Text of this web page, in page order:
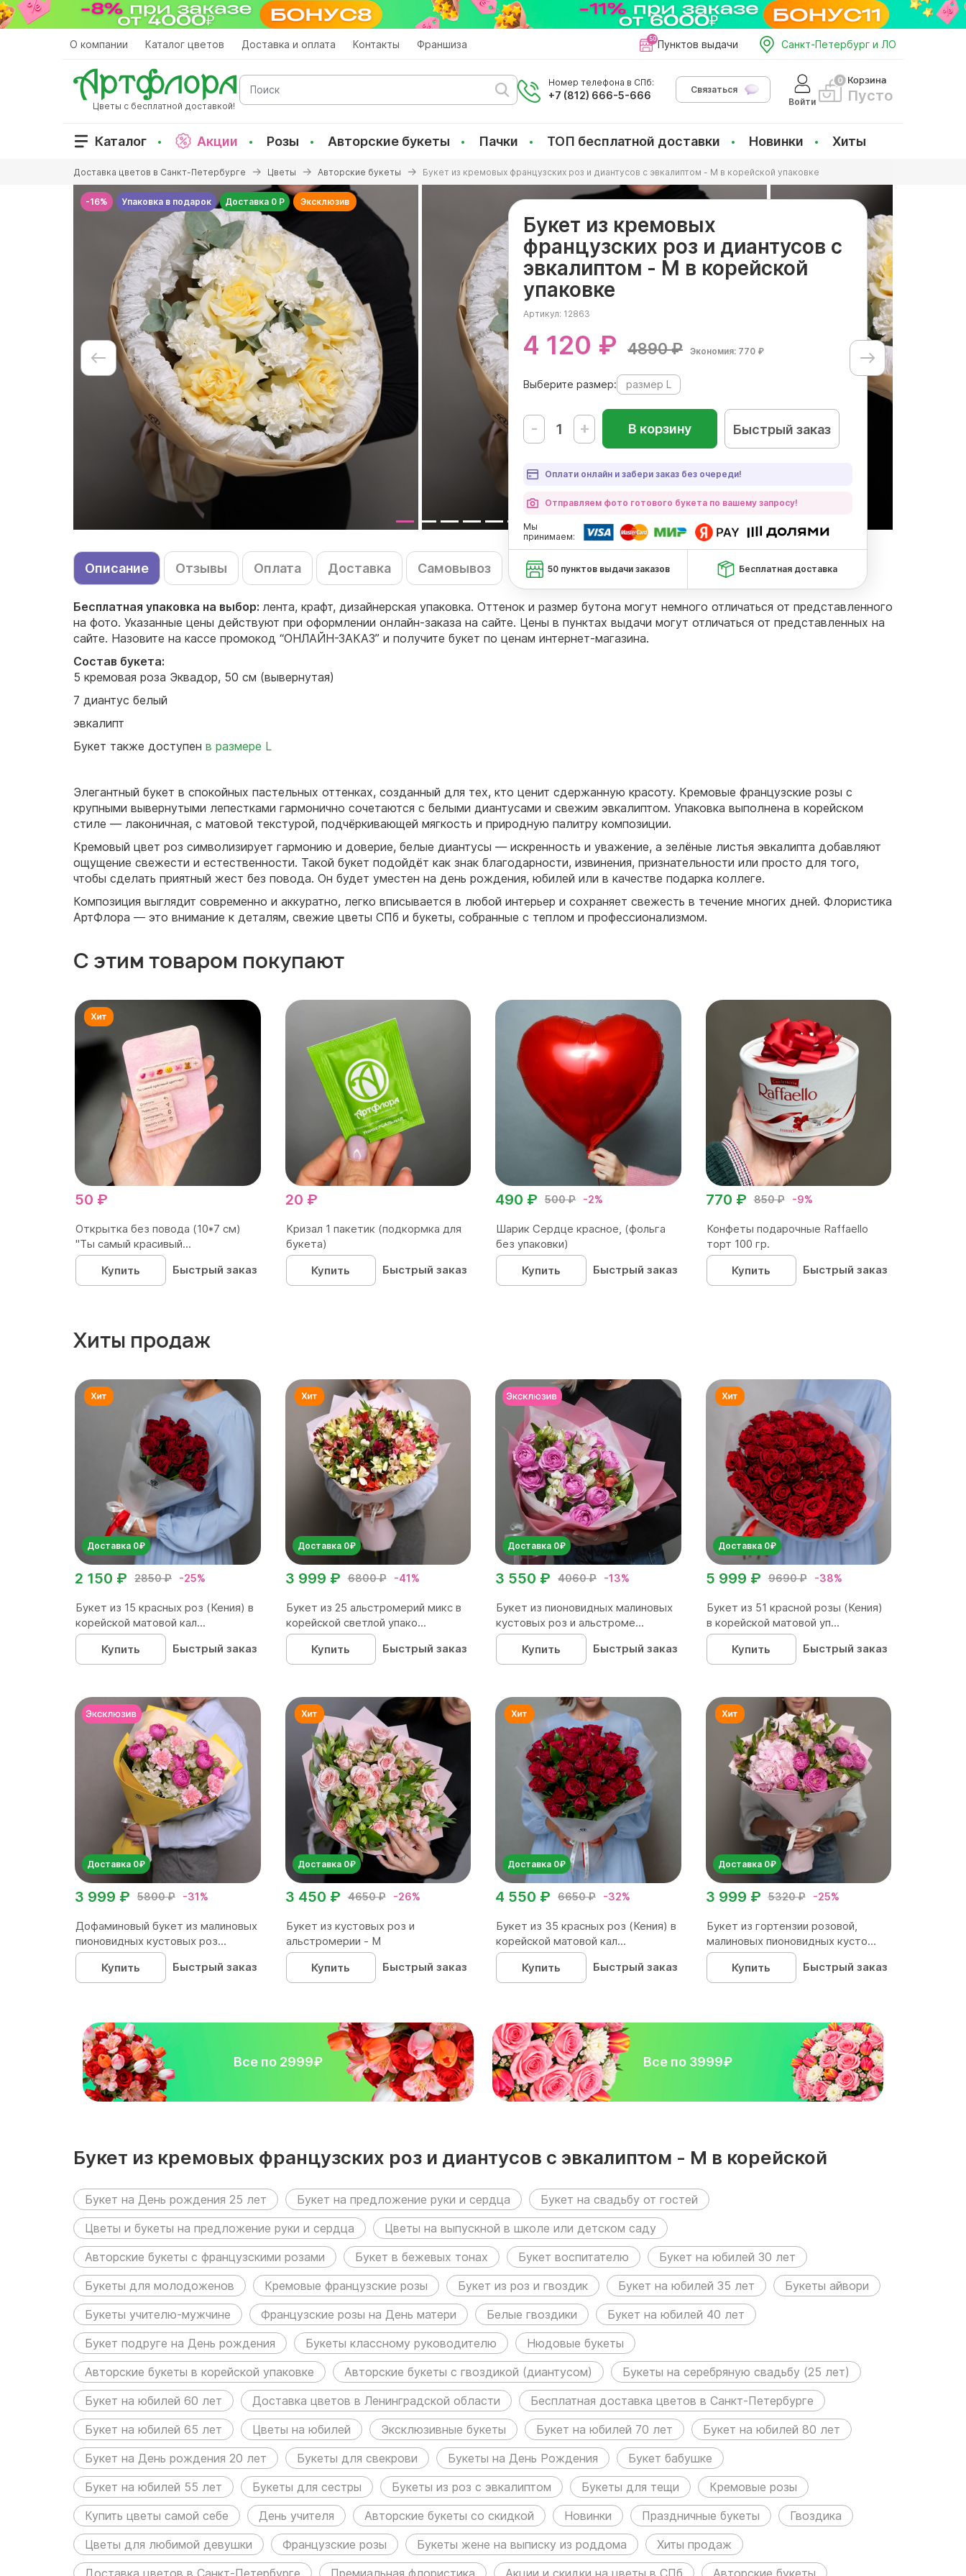
Перейти
к
О компании Каталог цветов Доставка и оплата Контакты Франшиза Пунктов выдачи Санкт-Петербург и ЛО
Цветы с бесплатной доставкой!
Поиск
Номер телефона в СПб:
+7 (812) 666-5-666
Связаться
Войти
Корзина
Пусто
Каталог Акции Розы Авторские букеты Пачки ТОП бесплатной доставки Новинки Хиты
здесь
Доставка цветов в Санкт-Петербурге Цветы Авторские букеты Букет из кремовых французских роз и диантусов с эвкалиптом - М в корейской упаковке
-16% Упаковка в подарок Доставка 0 Р Эксклюзив
Букет из кремовых
французских роз и диантусов с
эвкалиптом - М в корейской
упаковке
Артикул: 12863
4 120 ₽ 4890 ₽ Экономия: 770 ₽
Выберите размер: размер L
- + В корзину Быстрый заказ
Оплати онлайн и забери заказ без очереди!
Отправляем фото готового букета по вашему запросу!
Мы
принимаем:
50 пунктов выдачи заказов Бесплатная доставка
Описание Отзывы Оплата Доставка Самовывоз
Бесплатная упаковка на выбор: лента, крафт, дизайнерская упаковка. Оттенок и размер бутона могут немного отличаться от представленного
на фото. Указанные цены действуют при оформлении онлайн-заказа на сайте. Цены в пунктах выдачи могут отличаться от представленных на
сайте. Назовите на кассе промокод “ОНЛАЙН-ЗАКАЗ” и получите букет по ценам интернет-магазина.
Состав букета:
5 кремовая роза Эквадор, 50 см (вывернутая)
7 диантус белый
эвкалипт
Букет также доступен в размере L
Элегантный букет в спокойных пастельных оттенках, созданный для тех, кто ценит сдержанную красоту. Кремовые французские розы с
крупными вывернутыми лепестками гармонично сочетаются с белыми диантусами и свежим эвкалиптом. Упаковка выполнена в корейском
стиле — лаконичная, с матовой текстурой, подчёркивающей мягкость и природную палитру композиции.
Кремовый цвет роз символизирует гармонию и доверие, белые диантусы — искренность и уважение, а зелёные листья эвкалипта добавляют
ощущение свежести и естественности. Такой букет подойдёт как знак благодарности, извинения, признательности или просто для того,
чтобы сделать приятный жест без повода. Он будет уместен на день рождения, юбилей или в качестве подарка коллеге.
Композиция выглядит современно и аккуратно, легко вписывается в любой интерьер и сохраняет свежесть в течение многих дней. Флористика
АртФлора — это внимание к деталям, свежие цветы СПб и букеты, собранные с теплом и профессионализмом.
С этим товаром покупают
50 ₽
Открытка без повода (10*7 см)
"Ты самый красивый...
Купить
Быстрый заказ
20 ₽
Кризал 1 пакетик (подкормка для
букета)
Купить
Быстрый заказ
500 ₽ -2%
490 ₽
Шарик Сердце красное, (фольга
без упаковки)
Купить
Быстрый заказ
850 ₽ -9%
770 ₽
Конфеты подарочные Raffaello
торт 100 гр.
Купить
Быстрый заказ
Хиты продаж
Доставка 0₽
2850 ₽ -25%
2 150 ₽
Букет из 15 красных роз (Кения) в
корейской матовой кал...
Купить
Быстрый заказ
Доставка 0₽
6800 ₽ -41%
3 999 ₽
Букет из 25 альстромерий микс в
корейской светлой упако...
Купить
Быстрый заказ
Доставка 0₽
4060 ₽ -13%
3 550 ₽
Букет из пионовидных малиновых
кустовых роз и альстроме...
Купить
Быстрый заказ
Доставка 0₽
9690 ₽ -38%
5 999 ₽
Букет из 51 красной розы (Кения)
в корейской матовой уп...
Купить
Быстрый заказ
Доставка 0₽
5800 ₽ -31%
3 999 ₽
Дофаминовый букет из малиновых
пионовидных кустовых роз...
Купить
Быстрый заказ
Доставка 0₽
4650 ₽ -26%
3 450 ₽
Букет из кустовых роз и
альстромерии - М
Купить
Быстрый заказ
Доставка 0₽
6650 ₽ -32%
4 550 ₽
Букет из 35 красных роз (Кения) в
корейской матовой кал...
Купить
Быстрый заказ
Доставка 0₽
5320 ₽ -25%
3 999 ₽
Букет из гортензии розовой,
малиновых пионовидных кусто...
Купить
Быстрый заказ
Все по 2999₽ Все по 3999₽
Букет из кремовых французских роз и диантусов с эвкалиптом - М в корейской
упаковке размещен в следующих разделах:
Букет на День рождения 25 лет Букет на предложение руки и сердца
Букет на свадьбу от гостей
Цветы и букеты на предложение руки и сердца
Цветы на выпускной в школе или детском саду
Авторские букеты с французскими розами
Букет в бежевых тонах Букет воспитателю
Букет на юбилей 30 лет
Букеты для молодоженов
Кремовые французские розы Букет из роз и гвоздик Букет на юбилей 35 лет
Букеты айвори
Букеты учителю-мужчине
Французские розы на День матери Белые гвоздики
Букет на юбилей 40 лет
Букет подруге на День рождения
Букеты классному руководителю
Нюдовые букеты
Авторские букеты в корейской упаковке
Авторские букеты с гвоздикой (диантусом)
Букеты на серебряную свадьбу (25 лет)
Букет на юбилей 60 лет
Доставка цветов в Ленинградской области
Бесплатная доставка цветов в Санкт-Петербурге
Букет на юбилей 65 лет
Цветы на юбилей Эксклюзивные букеты Букет на юбилей 70 лет
Букет на юбилей 80 лет
Букет на День рождения 20 лет
Букеты для свекрови Букеты на День Рождения
Букет бабушке
Букет на юбилей 55 лет
Букеты для сестры Букеты из роз с эвкалиптом Букеты для тещи
Кремовые розы
Купить цветы самой себе
День учителя Авторские букеты со скидкой Новинки Праздничные букеты
Гвоздика
Цветы для любимой девушки
Французские розы Букеты жене на выписку из роддома
Хиты продаж
Доставка цветов в Санкт-Петербурге
Премиальная флористика Акции и скидки на цветы в СПб Авторские букеты